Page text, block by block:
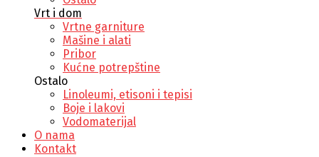
Vrt i dom
Vrtne garniture
Mašine i alati
Pribor
Kućne potrepštine
Ostalo
Linoleumi, etisoni i tepisi
Boje i lakovi
Vodomaterijal
O nama
Kontakt